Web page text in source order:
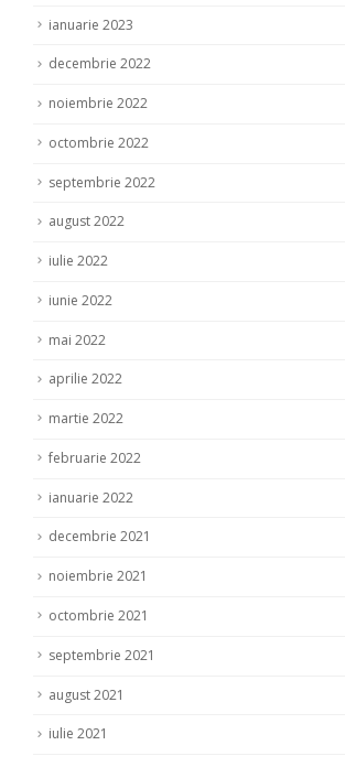
ianuarie 2023
decembrie 2022
noiembrie 2022
octombrie 2022
septembrie 2022
august 2022
iulie 2022
iunie 2022
mai 2022
aprilie 2022
martie 2022
februarie 2022
ianuarie 2022
decembrie 2021
noiembrie 2021
octombrie 2021
septembrie 2021
august 2021
iulie 2021